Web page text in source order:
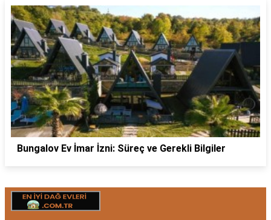
Bungalov Ev İmar İzni: Süreç ve Gerekli Bilgiler